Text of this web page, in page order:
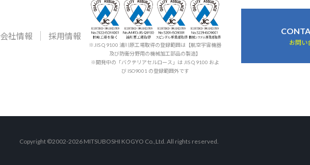
会社情報 採用情報
※JIS Q 9100 浦川原工場取得の登録範囲は【航空宇宙機器
及び防衛分野用の機械加工部品の製造】
※開発中の「バクテリアセルロース」は JIS Q 9100 およ
び ISO9001 の登録範囲外です
お問い
Copyright ©2002-2026 MITSUBOSHI KOGYO Co.,Ltd. All rights reserved.